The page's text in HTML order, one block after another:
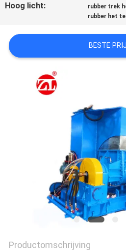
SHOW
SITEMAP
Hoog licht: rubber trek
rubber het
BESTE
Productomschrijving